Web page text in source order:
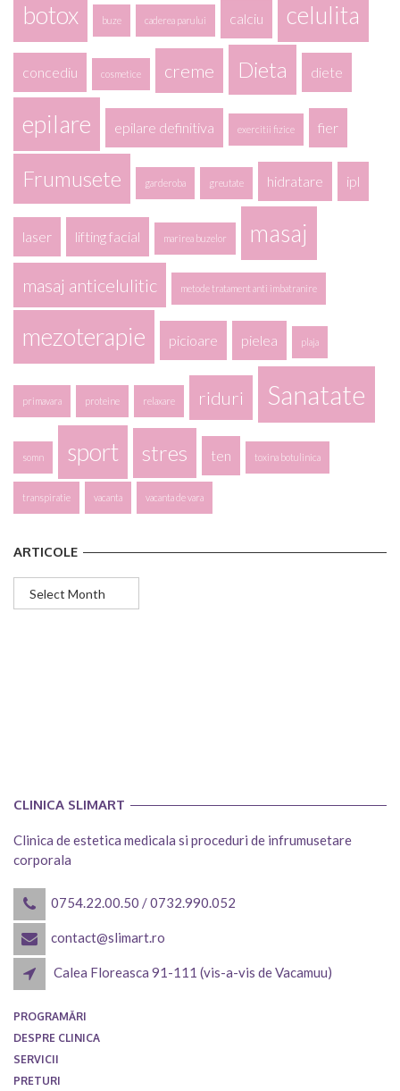
botox buze caderea parului calciu celulita
concediu cosmetice creme Dieta diete
epilare epilare definitiva exercitii fizice fier
Frumusete garderoba greutate hidratare ipl
laser lifting facial marirea buzelor masaj
masaj anticelulitic metode tratament anti imbatranire
mezoterapie picioare pielea plaja
primavara proteine relaxare riduri Sanatate
somn sport stres ten toxina botulinica
transpiratie vacanta vacanta de vara
ARTICOLE
Articole
CLINICA SLIMART
Clinica de estetica medicala si proceduri de infrumusetare
corporala
0754.22.00.50 /0732.990.052
contact@slimart.ro
Calea Floreasca 91-111 (vis-a-vis de Vacamuu)
PROGRAMĂRI
DESPRE CLINICA
SERVICII
PRETURI